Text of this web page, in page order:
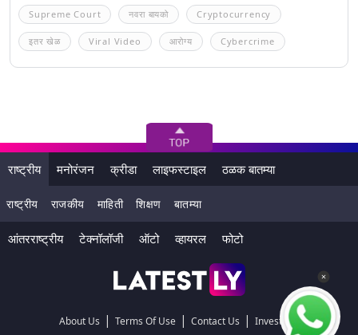
Supreme Court नवरा बायको Cryptocurrency
इतर खेळ Viral Video आरोग्य Cybercrime
राष्ट्रीय मनोरंजन क्रीडा लाइफस्टाइल ठळक बातम्या
राष्ट्रीय राजकीय माहिती शिक्षण बातम्या
आंतरराष्ट्रीय टेक्नॉलॉजी ऑटो व्हायरल फोटो
About Us | Terms Of Use | Contact Us | Investors